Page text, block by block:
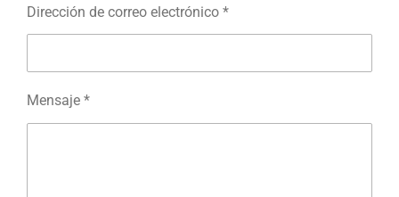
Dirección de correo electrónico *
Mensaje *